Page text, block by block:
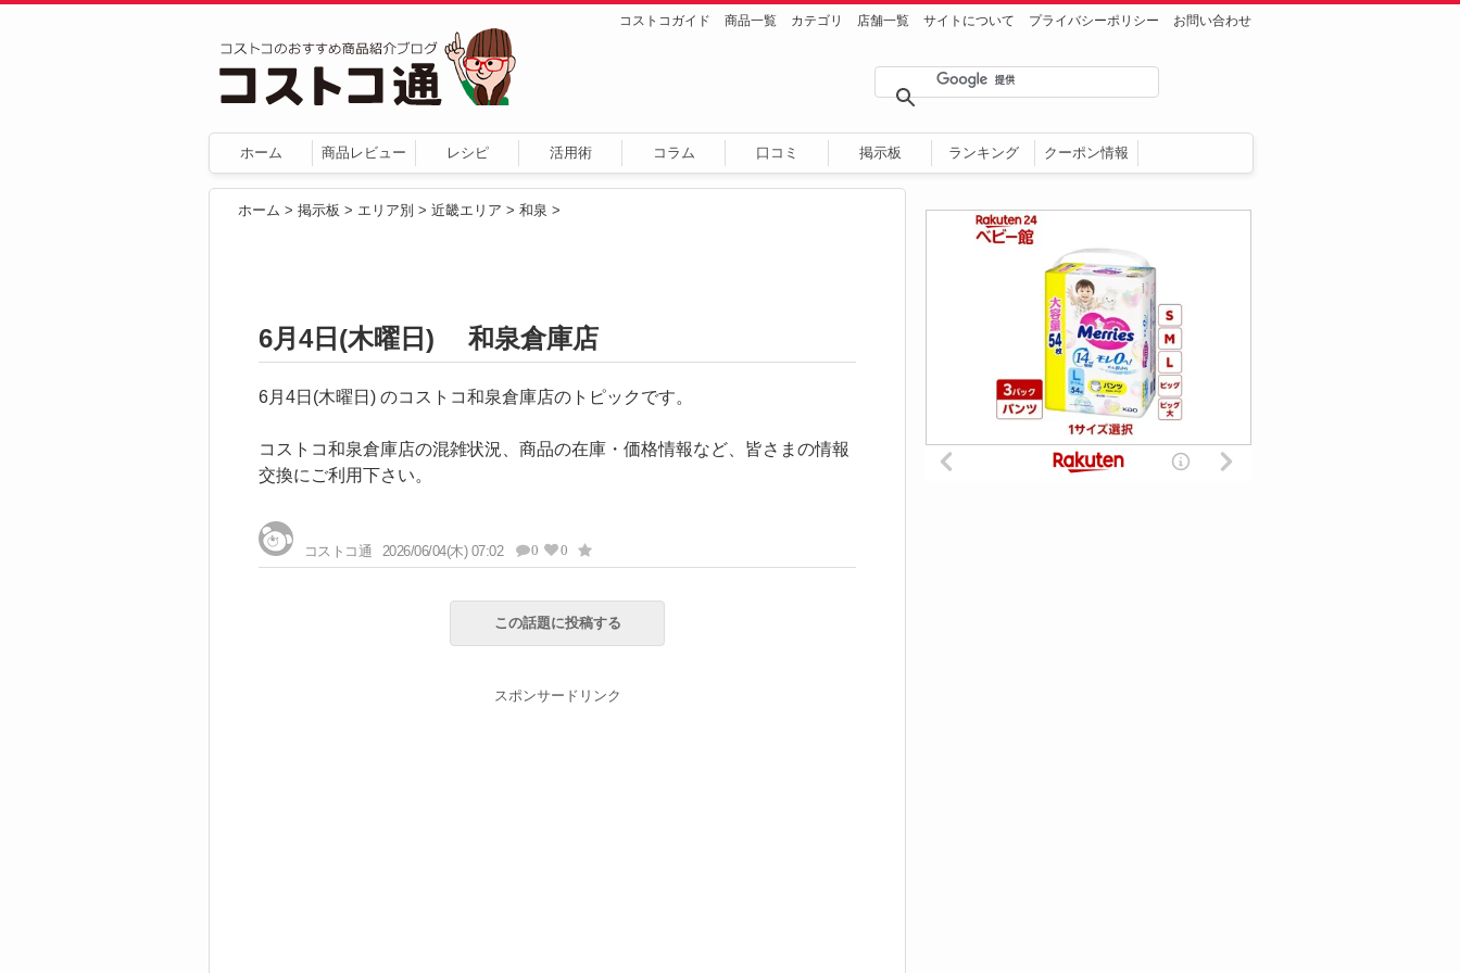
コストコガイド 商品一覧 カテゴリ 店舗一覧 サイトについて プライバシーポリシー お問い合わせ
ホーム 商品レビュー レシピ 活用術 コラム 口コミ 掲示板 ランキング クーポン情報
ホーム > 掲示板 > エリア別 > 近畿エリア > 和泉 >
6月4日(木曜日) 和泉倉庫店
6月4日(木曜日) のコストコ和泉倉庫店のトピックです。
コストコ和泉倉庫店の混雑状況、商品の在庫・価格情報など、皆さまの情報
交換にご利用下さい。
コストコ通 2026/06/04(木) 07:02 0 0
この話題に投稿する
スポンサードリンク